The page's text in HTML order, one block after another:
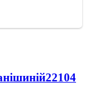
22104